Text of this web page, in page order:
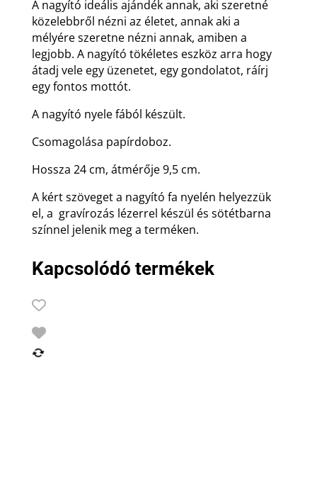
A nagyító ideális ajándék annak, aki szeretné
közelebbről nézni az életet, annak aki a
mélyére szeretne nézni annak, amiben a
legjobb. A nagyító tökéletes eszköz arra hogy
átadj vele egy üzenetet, egy gondolatot, ráírj
egy fontos mottót.
A nagyító nyele fából készült.
Csomagolása papírdoboz.
Hossza 24 cm, átmérője 9,5 cm.
A kért szöveget a nagyító fa nyelén helyezzük
el, a gravírozás lézerrel készül és sötétbarna
színnel jelenik meg a terméken.
Kapcsolódó termékek